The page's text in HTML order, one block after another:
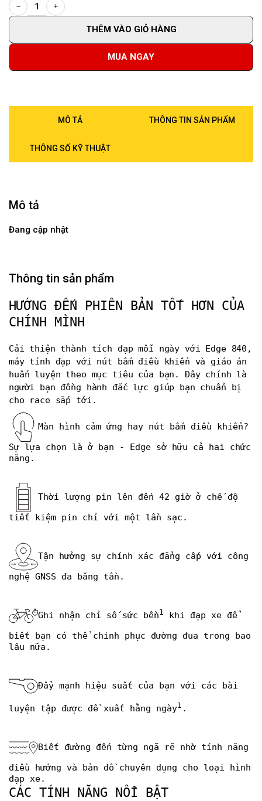
THÊM VÀO GIỎ HÀNG
MUA NGAY
MÔ TẢ THÔNG TIN SẢN PHẨM
THÔNG SỐ KỸ THUẬT
Mô tả
Đang cập nhật
Thông tin sản phẩm
HƯỚNG ĐẾN PHIÊN BẢN TỐT HƠN CỦA
CHÍNH MÌNH
Cải thiện thành tích đạp mỗi ngày với Edge 840,
máy tính đạp với nút bấm điều khiển và giáo án
huấn luyện theo mục tiêu của bạn. Đây chính là
người bạn đồng hành đắc lực giúp bạn chuẩn bị
cho race sắp tới.
Màn hình cảm ứng hay nút bấm điều khiển?
Sự lựa chọn là ở bạn - Edge sở hữu cả hai chức
năng.
Thời lượng pin lên đến 42 giờ ở chế độ
tiết kiệm pin chỉ với một lần sạc.
Tận hưởng sự chính xác đẳng cấp với công
nghệ GNSS đa băng tần.
Ghi nhận chỉ số sức bền1
khi đạp xe để
biết bạn có thể chinh phục đường đua trong bao
lâu nữa.
Đẩy mạnh hiệu suất của bạn với các bài
luyện tập được đề xuất hằng ngày1 .
Biết đường đến từng ngã rẽ nhờ tính năng
điều hướng và bản đồ chuyên dụng cho loại hình
đạp xe.
CÁC TÍNH NĂNG NỔI BẬT